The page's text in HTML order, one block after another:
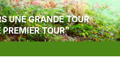
UNE GRANDE TOUR
TOUR”